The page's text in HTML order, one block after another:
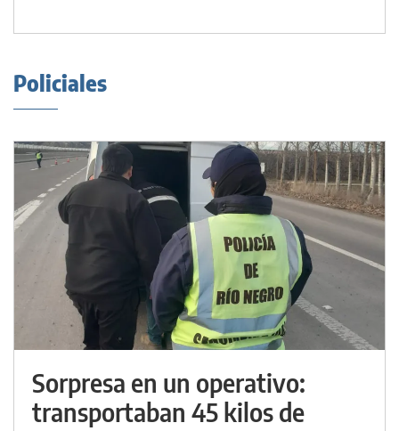
Policiales
Sorpresa en un operativo:
transportaban 45 kilos de